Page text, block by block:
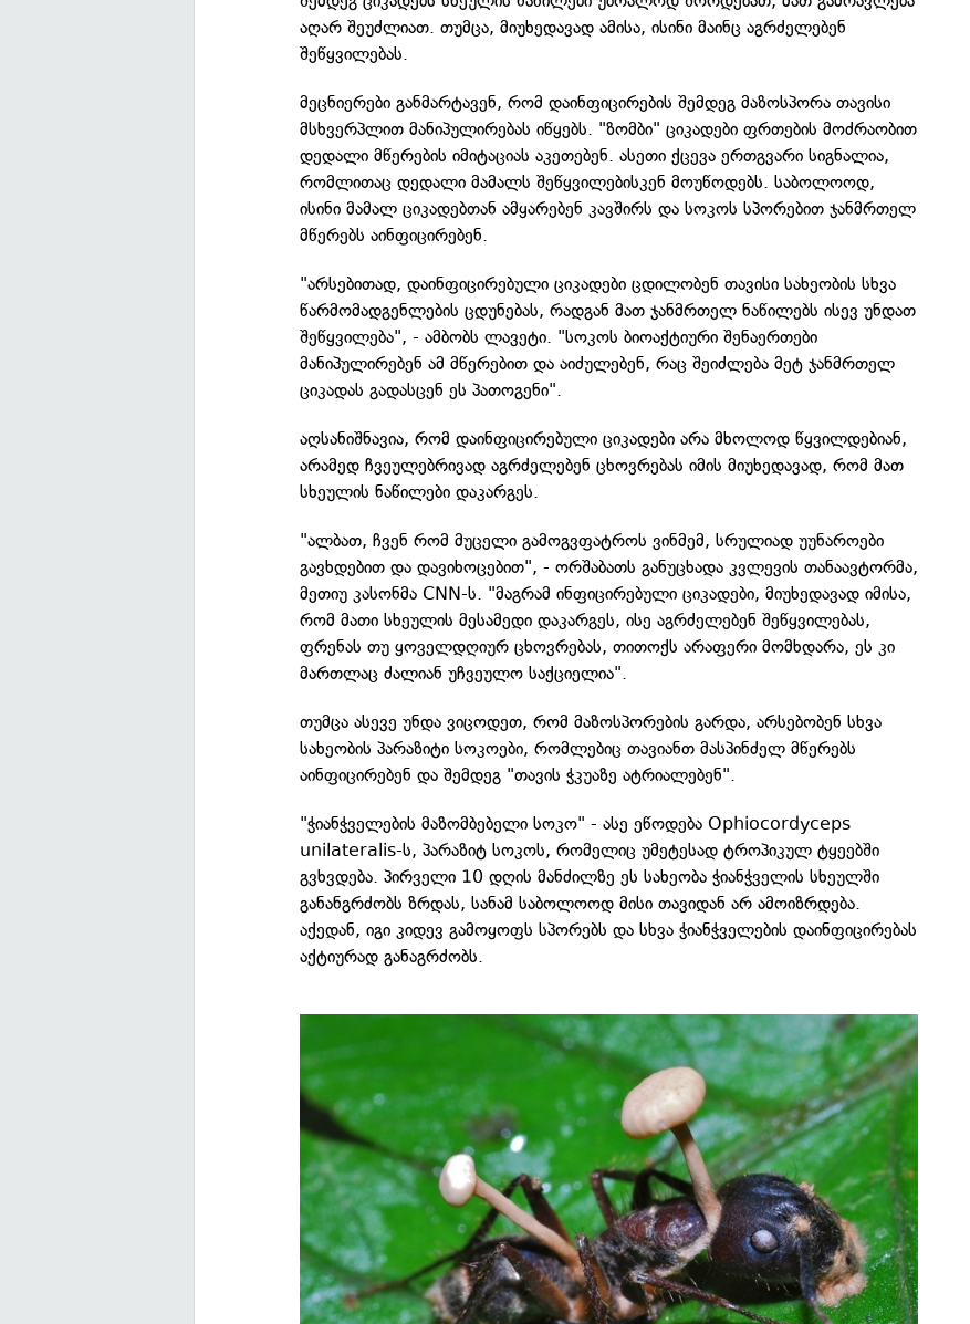
აღარ შეუძლიათ. თუმცა, მიუხედავად ამისა, ისინი მაინც აგრძელებენ
შეწყვილებას.
მეცნიერები განმარტავენ, რომ დაინფიცირების შემდეგ მაზოსპორა თავისი
მსხვერპლით მანიპულირებას იწყებს. "ზომბი" ციკადები ფრთების მოძრაობით
დედალი მწერების იმიტაციას აკეთებენ. ასეთი ქცევა ერთგვარი სიგნალია,
რომლითაც დედალი მამალს შეწყვილებისკენ მოუწოდებს. საბოლოოდ,
ისინი მამალ ციკადებთან ამყარებენ კავშირს და სოკოს სპორებით ჯანმრთელ
მწერებს აინფიცირებენ.
"არსებითად, დაინფიცირებული ციკადები ცდილობენ თავისი სახეობის სხვა
წარმომადგენლების ცდუნებას, რადგან მათ ჯანმრთელ ნაწილებს ისევ უნდათ
შეწყვილება", - ამბობს ლავეტი. "სოკოს ბიოაქტიური შენაერთები
მანიპულირებენ ამ მწერებით და აიძულებენ, რაც შეიძლება მეტ ჯანმრთელ
ციკადას გადასცენ ეს პათოგენი".
აღსანიშნავია, რომ დაინფიცირებული ციკადები არა მხოლოდ წყვილდებიან,
არამედ ჩვეულებრივად აგრძელებენ ცხოვრებას იმის მიუხედავად, რომ მათ
სხეულის ნაწილები დაკარგეს.
"ალბათ, ჩვენ რომ მუცელი გამოგვფატროს ვინმემ, სრულიად უუნაროები
გავხდებით და დავიხოცებით", - ორშაბათს განუცხადა კვლევის თანაავტორმა,
მეთიუ კასონმა CNN-ს. "მაგრამ ინფიცირებული ციკადები, მიუხედავად იმისა,
რომ მათი სხეულის მესამედი დაკარგეს, ისე აგრძელებენ შეწყვილებას,
ფრენას თუ ყოველდღიურ ცხოვრებას, თითოქს არაფერი მომხდარა, ეს კი
მართლაც ძალიან უჩვეულო საქციელია".
თუმცა ასევე უნდა ვიცოდეთ, რომ მაზოსპორების გარდა, არსებობენ სხვა
სახეობის პარაზიტი სოკოები, რომლებიც თავიანთ მასპინძელ მწერებს
აინფიცირებენ და შემდეგ "თავის ჭკუაზე ატრიალებენ".
"ჭიანჭველების მაზომბებელი სოკო" - ასე ეწოდება Ophiocordyceps
unilateralis-ს, პარაზიტ სოკოს, რომელიც უმეტესად ტროპიკულ ტყეებში
გვხვდება. პირველი 10 დღის მანძილზე ეს სახეობა ჭიანჭველის სხეულში
განანგრძობს ზრდას, სანამ საბოლოოდ მისი თავიდან არ ამოიზრდება.
აქედან, იგი კიდევ გამოყოფს სპორებს და სხვა ჭიანჭველების დაინფიცირებას
აქტიურად განაგრძობს.